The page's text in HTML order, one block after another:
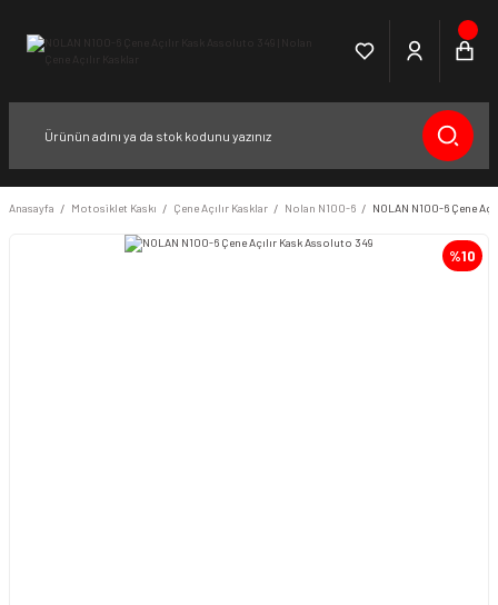
Anasayfa Motosiklet Kaskı Çene Açılır Kasklar Nolan N100-6 NOLAN N100-6 Çene
%10